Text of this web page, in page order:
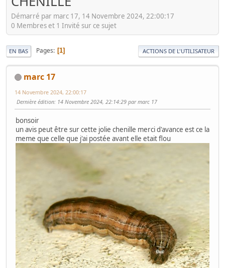
Démarré par marc 17, 14 Novembre 2024, 22:00:17
0 Membres et 1 Invité sur ce sujet
EN BAS Pages 1 ACTIONS DE L'UTILISATEUR
marc 17
14 Novembre 2024, 22:00:17
Dernière édition: 14 Novembre 2024, 22:14:29 par marc 17
bonsoir
un avis peut être sur cette jolie chenille merci d'avance est ce la
meme que celle que j'ai postée avant elle etait flou